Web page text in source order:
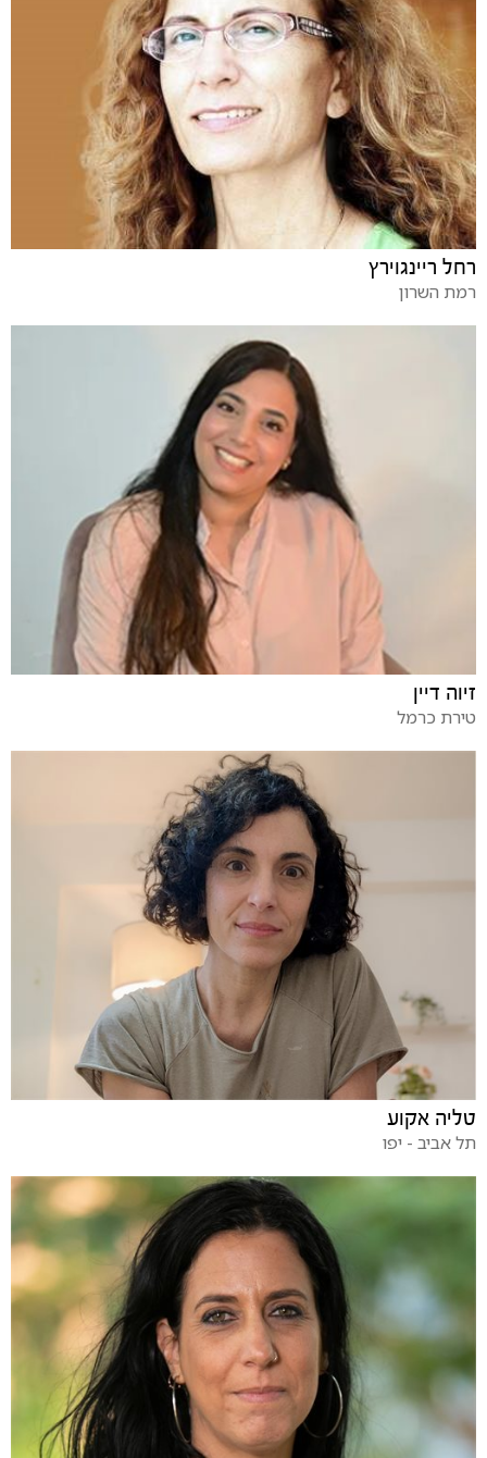
רחל ריינגוירץ
רמת השרון
זיוה דיין
טירת כרמל
טליה אקוע
תל אביב - יפו